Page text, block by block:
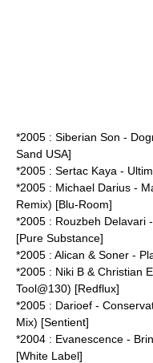
*2005 : Siberian Son -
Sand USA]
*2005 : Sertac Kaya -
*2005 : Michael Darius -
Remix) [Blu-Room]
*2005 : Rouzbeh Delavari
[Pure Substance]
*2005 : Alican & Soner -
*2005 : Niki B & Christian
Tool@130) [Redflux]
*2005 : Darioef -
Mix) [Sentient]
*2004 : Evanescence -
[White Label]